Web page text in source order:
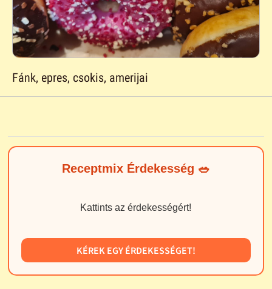
Fánk, epres, csokis, amerijai
Receptmix Érdekesség 🥗
Kattints az érdekességért!
KÉREK EGY ÉRDEKESSÉGET!